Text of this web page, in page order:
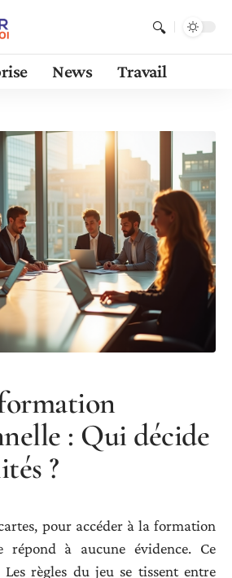
News Travail
: Qui décide
?
pour accéder à la formation
répond à aucune évidence. Ce
règles du jeu se tissent entre